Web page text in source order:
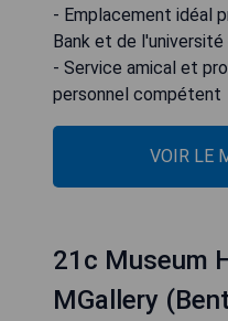
- Emplacement idéal
Bank et de
- Service amical et
personnel compétent
VOIR LE
21c Museum
MGallery